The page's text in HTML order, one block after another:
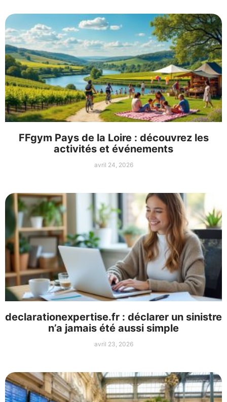
FFgym Pays de la Loire : découvrez les
activités et événements
avril 24, 2026
declarationexpertise.fr : déclarer un sinistre
n’a jamais été aussi simple
avril 23, 2026